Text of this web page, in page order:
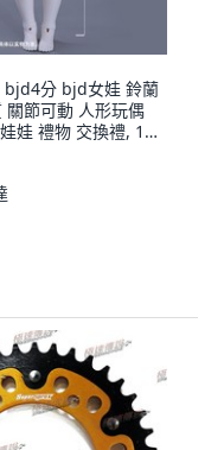
bjd4分 bjd女娃 鈴蘭
關節可動 人形玩偶
娃 禮物 交換禮, 1個,
白